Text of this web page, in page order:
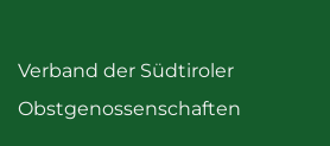
Verband der Südtiroler
Obstgenossenschaften